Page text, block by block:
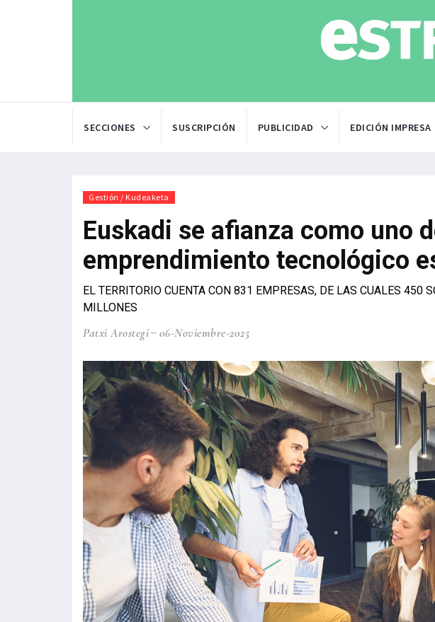
SECCIONES SUSCRIPCIÓN PUBLICIDAD EDICIÓN IMPRESA
Gestión / Kudeaketa
Euskadi se afianza como uno
emprendimiento tecnológico
EL TERRITORIO CUENTA CON 831 EMPRESAS, DE LAS CUALES 450
MILLONES
Patxi Arostegi 06-Noviembre-2025